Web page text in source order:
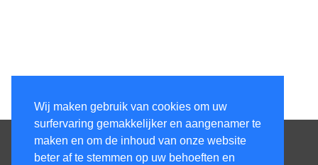
Wij maken gebruik van cookies om uw
surfervaring gemakkelijker en aangenamer te
maken en om de inhoud van onze website
beter af te stemmen op uw behoeften en
Contacteer ons